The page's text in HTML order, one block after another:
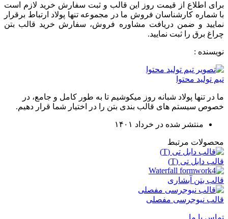
برای اطلاع از قیمت روز این قالب و ثبت سفارش خرید لازم است
با شماره کارشناسان فروش ما در مجموعه تنها پولاد ارتباط برقرار
نمایید و ضمن دریافت مشاوره فروش، سفارش خرید قالب بتن
چراغ برق را ثبت نمایید.
نویسنده :
تیم تولید محتوا
ما در تنها پولاد شبانه روز میکوشیم تا به طور کامل و جامع، در
خصوص سیستم های قالب بندی بتن را در اختیار شما قرار دهیم.
منتشر شده در خرداد ۱۴۰۱
محصولات مرتبط
قالب دابل تی (T)
قالب بتن آبشاری
قالب نیوجرسی مفصلی